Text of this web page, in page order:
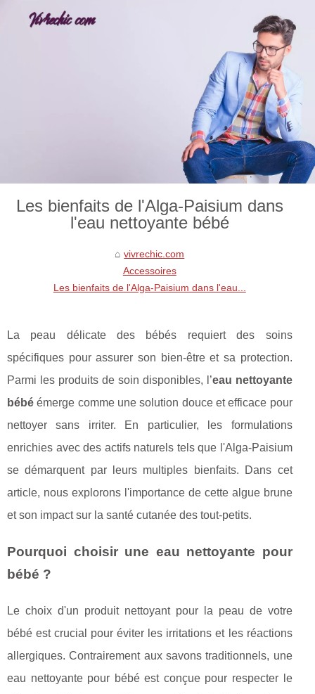
Les bienfaits de l'Alga-Paisium dans
l'eau nettoyante bébé
vivrechic.com
Accessoires
Les bienfaits de l'Alga-Paisium dans l'eau...
La peau délicate des bébés requiert des soins
spécifiques pour assurer son bien-être et sa protection.
Parmi les produits de soin disponibles, l’eau nettoyante
bébé émerge comme une solution douce et efficace pour
nettoyer sans irriter. En particulier, les formulations
enrichies avec des actifs naturels tels que l'Alga-Paisium
se démarquent par leurs multiples bienfaits. Dans cet
article, nous explorons l'importance de cette algue brune
et son impact sur la santé cutanée des tout-petits.
Pourquoi choisir une eau nettoyante pour
bébé ?
Le choix d'un produit nettoyant pour la peau de votre
bébé est crucial pour éviter les irritations et les réactions
allergiques. Contrairement aux savons traditionnels, une
eau nettoyante pour bébé est conçue pour respecter le